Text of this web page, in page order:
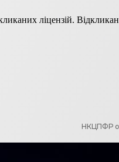
ліцензій.
НКЦПФР